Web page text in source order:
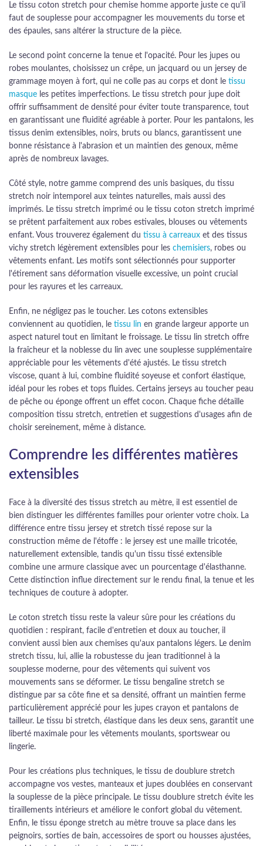
Le tissu coton stretch pour chemise homme apporte juste ce qu'il
faut de souplesse pour accompagner les mouvements du torse et
des épaules, sans altérer la structure de la pièce.
Le second point concerne la tenue et l'opacité. Pour les jupes ou
robes moulantes, choisissez un crêpe, un jacquard ou un jersey de
grammage moyen à fort, qui ne colle pas au corps et dont le tissu
masque les petites imperfections. Le tissu stretch pour jupe doit
offrir suffisamment de densité pour éviter toute transparence, tout
en garantissant une fluidité agréable à porter. Pour les pantalons, les
tissus denim extensibles, noirs, bruts ou blancs, garantissent une
bonne résistance à l'abrasion et un maintien des genoux, même
après de nombreux lavages.
Côté style, notre gamme comprend des unis basiques, du tissu
stretch noir intemporel aux teintes naturelles, mais aussi des
imprimés. Le tissu stretch imprimé ou le tissu coton stretch imprimé
se prêtent parfaitement aux robes estivales, blouses ou vêtements
enfant. Vous trouverez également du tissu à carreaux et des tissus
vichy stretch légèrement extensibles pour les chemisiers, robes ou
vêtements enfant. Les motifs sont sélectionnés pour supporter
l'étirement sans déformation visuelle excessive, un point crucial
pour les rayures et les carreaux.
Enfin, ne négligez pas le toucher. Les cotons extensibles
conviennent au quotidien, le tissu lin en grande largeur apporte un
aspect naturel tout en limitant le froissage. Le tissu lin stretch offre
la fraîcheur et la noblesse du lin avec une souplesse supplémentaire
appréciable pour les vêtements d'été ajustés. Le tissu stretch
viscose, quant à lui, combine fluidité soyeuse et confort élastique,
idéal pour les robes et tops fluides. Certains jerseys au toucher peau
de pêche ou éponge offrent un effet cocon. Chaque fiche détaille
composition tissu stretch, entretien et suggestions d'usages afin de
choisir sereinement, même à distance.
Comprendre les différentes matières
extensibles
Face à la diversité des tissus stretch au mètre, il est essentiel de
bien distinguer les différentes familles pour orienter votre choix. La
différence entre tissu jersey et stretch tissé repose sur la
construction même de l'étoffe : le jersey est une maille tricotée,
naturellement extensible, tandis qu'un tissu tissé extensible
combine une armure classique avec un pourcentage d'élasthanne.
Cette distinction influe directement sur le rendu final, la tenue et les
techniques de couture à adopter.
Le coton stretch tissu reste la valeur sûre pour les créations du
quotidien : respirant, facile d'entretien et doux au toucher, il
convient aussi bien aux chemises qu'aux pantalons légers. Le denim
stretch tissu, lui, allie la robustesse du jean traditionnel à la
souplesse moderne, pour des vêtements qui suivent vos
mouvements sans se déformer. Le tissu bengaline stretch se
distingue par sa côte fine et sa densité, offrant un maintien ferme
particulièrement apprécié pour les jupes crayon et pantalons de
tailleur. Le tissu bi stretch, élastique dans les deux sens, garantit une
liberté maximale pour les vêtements moulants, sportswear ou
lingerie.
Pour les créations plus techniques, le tissu de doublure stretch
accompagne vos vestes, manteaux et jupes doublées en conservant
la souplesse de la pièce principale. Le tissu doublure stretch évite les
tiraillements intérieurs et améliore le confort global du vêtement.
Enfin, le tissu éponge stretch au mètre trouve sa place dans les
peignoirs, sorties de bain, accessoires de sport ou housses ajustées,